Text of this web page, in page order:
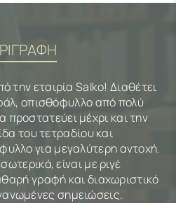
την εταιρία Salko! Διαθέτει
οπισθόφυλλο από πολύ
προστατεύει μέχρι και την
του τετραδίου και
για μεγαλύτερη αντοχή.
είναι με ριγέ
γραφή και διαχωριστικό
σημειώσεις.